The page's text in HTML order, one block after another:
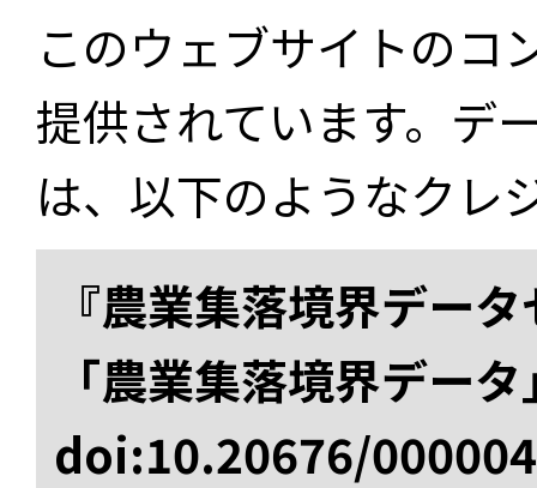
このウェブサイトのコ
提供されています。デ
は、以下のようなクレ
『農業集落境界デー
「農業集落境界デー
doi:10.20676/